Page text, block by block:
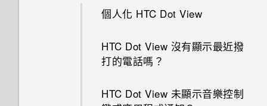
重新整理內容
擷取手機畫面
在手機和電腦之間傳送相片、影
使用快速設定
認識手機設定
設定主畫面桌布
鎖定螢幕桌布
在錄影期間拍照 — 影像相片
使用音量鍵拍攝相片及影片
搜尋相片及影片
檢視 360 全景相片
最佳表情
GIF 建立工具
聆聽音樂
音樂播放清單
選擇要顯示的日曆
分享活動
接受或拒絕會議邀請
使用 Google 即時資訊取得最當
搜尋 HTC One M9+ 和網路
Google 應用程式
個人化 HTC Dot View
HTC Dot View 沒有顯示最近撥
打的電話嗎？
HTC Dot View 未顯示音樂控制